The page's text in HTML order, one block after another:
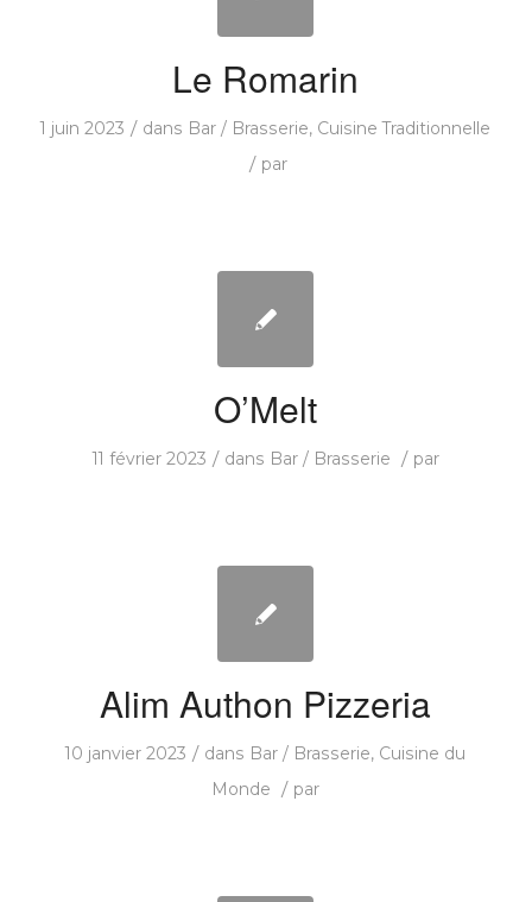
Le Romarin
1 juin 2023 / dans Bar / Brasserie, Cuisine Traditionnelle
/ par
O’Melt
11 février 2023 / dans Bar / Brasserie / par
Alim Authon Pizzeria
10 janvier 2023 / dans Bar / Brasserie, Cuisine du
Monde / par